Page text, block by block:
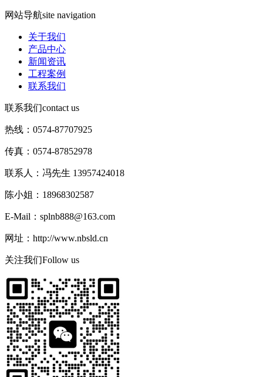
网站导航site navigation
关于我们
产品中心
新闻资讯
工程案例
联系我们
联系我们contact us
热线：0574-87707925
传真：0574-87852978
联系人：冯先生 13957424018
陈小姐：18968302587
E-Mail：splnb888@163.com
网址：http://www.nbsld.cn
关注我们Follow us